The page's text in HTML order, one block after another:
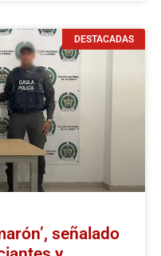
DESTACADAS
señalado